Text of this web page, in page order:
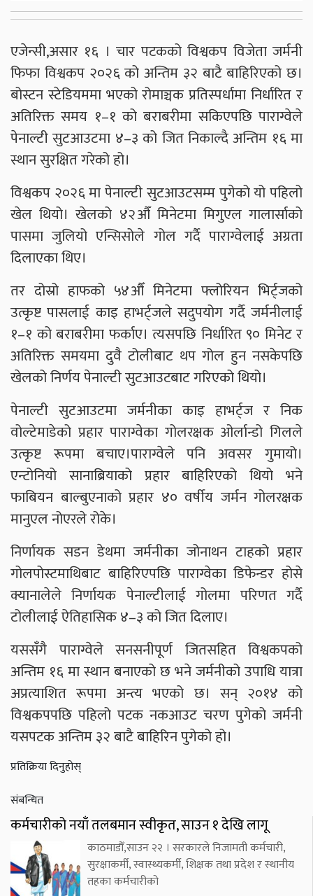
एजेन्सी,असार १६ । चार पटकको विश्वकप विजेता जर्मनी
फिफा विश्वकप २०२६ को अन्तिम ३२ बाटै बाहिरिएको छ।
बोस्टन स्टेडियममा भएको रोमाञ्चक प्रतिस्पर्धामा निर्धारित र
अतिरिक्त समय १–१ को बराबरीमा सकिएपछि पाराग्वेले
पेनाल्टी सुटआउटमा ४–३ को जित निकाल्दै अन्तिम १६ मा
स्थान सुरक्षित गरेको हो।
विश्वकप २०२६ मा पेनाल्टी सुटआउटसम्म पुगेको यो पहिलो
खेल थियो। खेलको ४२औँ मिनेटमा मिगुएल गालार्साको
पासमा जुलियो एन्सिसोले गोल गर्दै पाराग्वेलाई अग्रता
दिलाएका थिए।
तर दोस्रो हाफको ५४औँ मिनेटमा फ्लोरियन भिर्ट्जको
उत्कृष्ट पासलाई काइ हाभर्ट्जले सदुपयोग गर्दै जर्मनीलाई
१–१ को बराबरीमा फर्काए। त्यसपछि निर्धारित ९० मिनेट र
अतिरिक्त समयमा दुवै टोलीबाट थप गोल हुन नसकेपछि
खेलको निर्णय पेनाल्टी सुटआउटबाट गरिएको थियो।
पेनाल्टी सुटआउटमा जर्मनीका काइ हाभर्ट्ज र निक
वोल्टेमाडेको प्रहार पाराग्वेका गोलरक्षक ओर्लान्डो गिलले
उत्कृष्ट रूपमा बचाए।पाराग्वेले पनि अवसर गुमायो।
एन्टोनियो सानाब्रियाको प्रहार बाहिरिएको थियो भने
फाबियन बाल्बुएनाको प्रहार ४० वर्षीय जर्मन गोलरक्षक
मानुएल नोएरले रोके।
निर्णायक सडन डेथमा जर्मनीका जोनाथन टाहको प्रहार
गोलपोस्टमाथिबाट बाहिरिएपछि पाराग्वेका डिफेन्डर होसे
क्यानालेले निर्णायक पेनाल्टीलाई गोलमा परिणत गर्दै
टोलीलाई ऐतिहासिक ४–३ को जित दिलाए।
यससँगै पाराग्वेले सनसनीपूर्ण जितसहित विश्वकपको
अन्तिम १६ मा स्थान बनाएको छ भने जर्मनीको उपाधि यात्रा
अप्रत्याशित रूपमा अन्त्य भएको छ। सन् २०१४ को
विश्वकपपछि पहिलो पटक नकआउट चरण पुगेको जर्मनी
यसपटक अन्तिम ३२ बाटै बाहिरिन पुगेको हो।
प्रतिक्रिया दिनुहोस्
संबन्धित
कर्मचारीको नयाँ तलबमान स्वीकृत, साउन १ देखि लागू
काठमाडौँ,साउन २२ । सरकारले निजामती कर्मचारी,
सुरक्षाकर्मी, स्वास्थ्यकर्मी, शिक्षक तथा प्रदेश र स्थानीय
तहका कर्मचारीको